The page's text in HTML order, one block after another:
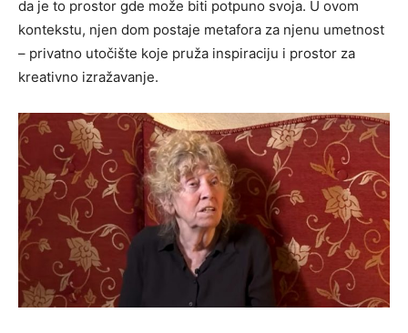
da je to prostor gde može biti potpuno svoja. U ovom
kontekstu, njen dom postaje metafora za njenu umetnost
– privatno utočište koje pruža inspiraciju i prostor za
kreativno izražavanje.